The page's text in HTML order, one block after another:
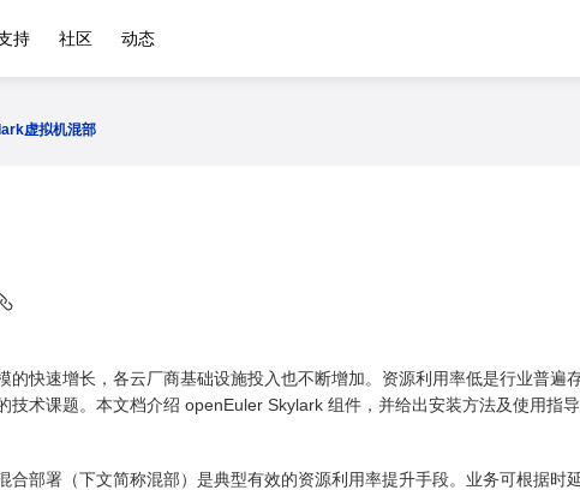
持 社区 动态
虚拟机混部
的快速增长，各云厂商基础设施投入也不断增加。资源利用率低是行业普遍
技术课题。本文档介绍 openEuler Skylark 组件，并给出安装方法及使用指导
合部署（下文简称混部）是典型有效的资源利用率提升手段。业务可根据时